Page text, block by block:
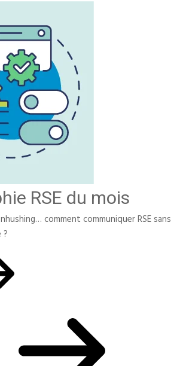
RSE du mois
comment communiquer RSE sans